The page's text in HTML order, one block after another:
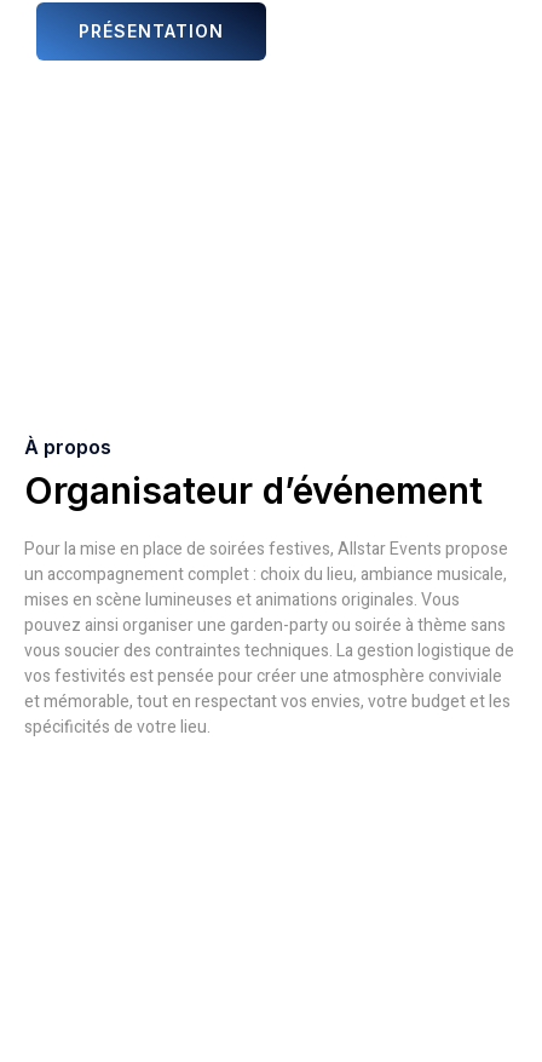
PRÉSENTATION
À propos
Organisateur d’événement
Pour la mise en place de soirées festives, Allstar Events propose
un accompagnement complet : choix du lieu, ambiance musicale,
mises en scène lumineuses et animations originales. Vous
pouvez ainsi organiser une garden-party ou soirée à thème sans
vous soucier des contraintes techniques. La gestion logistique de
vos festivités est pensée pour créer une atmosphère conviviale
et mémorable, tout en respectant vos envies, votre budget et les
spécificités de votre lieu.